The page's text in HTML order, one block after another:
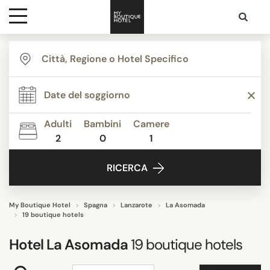
Destinazioni
Ispirazione
Contatti
Adulti
2
Bambini
0
Camere
1
RICERCA
My Boutique Hotel Spagna Lanzarote
La Asomada
19 boutique hotels
HotelLa Asomada19boutique hotels
THEMI
Appartamenti
Bed & Breakfast
Boutique Hotels
Casa vacanze
Resort per famiglie
Mostra tutti
STILE STRUTTURA